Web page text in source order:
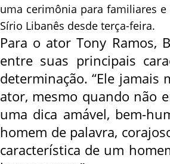
uma cerimônia para familiares
Sírio Libanês desde terça-feira.
Para o ator Tony Ramos,
entre suas principais
determinação. “Ele jamais
ator, mesmo quando não
uma dica amável, bem-
homem de palavra,
característica de um